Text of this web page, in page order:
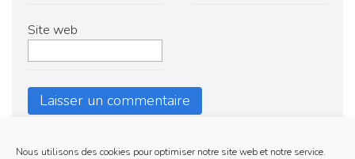
Nous utilisons des cookies pour optimiser notre site web et notre service.
Site web